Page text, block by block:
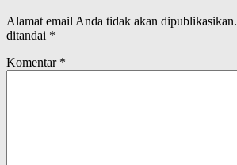
Alamat email Anda tidak akan dipublikasikan.
ditandai *
Komentar *